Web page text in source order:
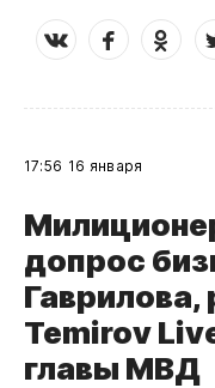
17:56 16 января
допрос
Гаврилова,
Temirov
главы МВД